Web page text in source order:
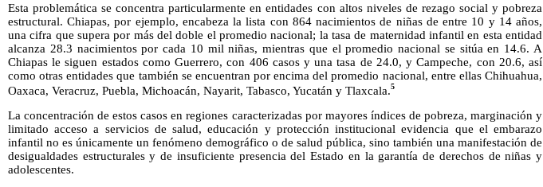
Esta problemática se concentra particularmente en entidades con altos niveles de rezago social y pobreza
estructural. Chiapas, por ejemplo, encabeza la lista con 864 nacimientos de niñas de entre 10 y 14 años,
una cifra que supera por más del doble el promedio nacional; la tasa de maternidad infantil en esta entidad
alcanza 28.3 nacimientos por cada 10 mil niñas, mientras que el promedio nacional se sitúa en 14.6. A
Chiapas le siguen estados como Guerrero, con 406 casos y una tasa de 24.0, y Campeche, con 20.6, así
como otras entidades que también se encuentran por encima del promedio nacional, entre ellas Chihuahua,
Oaxaca, Veracruz, Puebla, Michoacán, Nayarit, Tabasco, Yucatán y Tlaxcala.5
La concentración de estos casos en regiones caracterizadas por mayores índices de pobreza, marginación y
limitado acceso a servicios de salud, educación y protección institucional evidencia que el embarazo
infantil no es únicamente un fenómeno demográfico o de salud pública, sino también una manifestación de
desigualdades estructurales y de insuficiente presencia del Estado en la garantía de derechos de niñas y
adolescentes.